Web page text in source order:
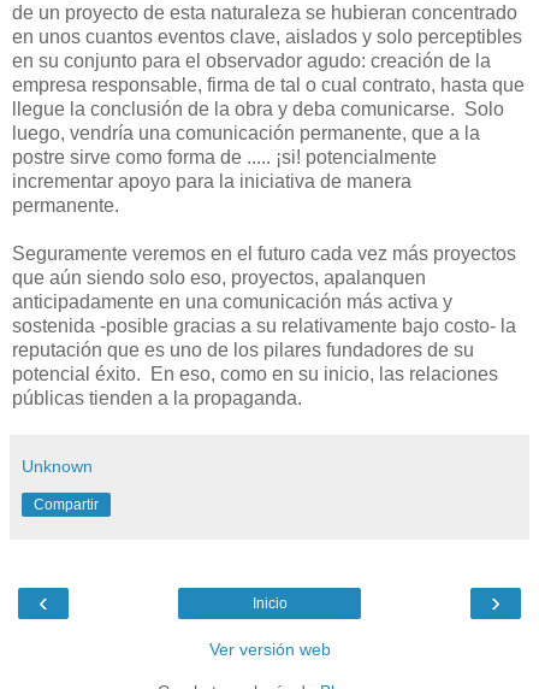
de un proyecto de esta naturaleza se hubieran concentrado
en unos cuantos eventos clave, aislados y solo perceptibles
en su conjunto para el observador agudo: creación de la
empresa responsable, firma de tal o cual contrato, hasta que
llegue la conclusión de la obra y deba comunicarse. Solo
luego, vendría una comunicación permanente, que a la
postre sirve como forma de ..... ¡si! potencialmente
incrementar apoyo para la iniciativa de manera
permanente.
Seguramente veremos en el futuro cada vez más proyectos
que aún siendo solo eso, proyectos, apalanquen
anticipadamente en una comunicación más activa y
sostenida -posible gracias a su relativamente bajo costo- la
reputación que es uno de los pilares fundadores de su
potencial éxito. En eso, como en su inicio, las relaciones
públicas tienden a la propaganda.
Unknown
Compartir
‹ ›
Inicio
Ver versión web